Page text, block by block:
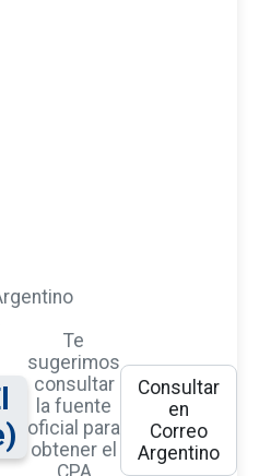
Te
sugerimos
consultar
la fuente
oficial para
obtener el
CPA
Consultar
en
Correo
Argentino